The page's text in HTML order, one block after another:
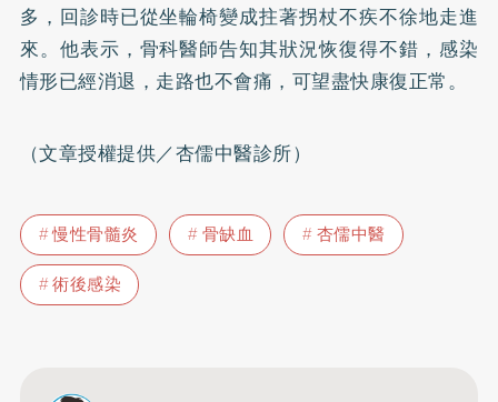
多，回診時已從坐輪椅變成拄著拐杖不疾不徐地走進
來。他表示，骨科醫師告知其狀況恢復得不錯，感染
情形已經消退，走路也不會痛，可望盡快康復正常。
（文章授權提供／杏儒中醫診所）
慢性骨髓炎 骨缺血
杏儒中醫
術後感染